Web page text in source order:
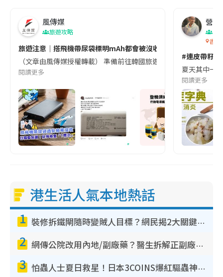
風傳媒
旅遊攻略
旅遊注意｜搭飛機帶尿袋標明mAh都會被沒收😱出發前切記檢查
（文章由風傳媒授權轉載） 準備前往韓國旅遊的民眾，近期要
閱讀更多
營養
香港
#連皮帶籽
夏天其中一
閱讀更多
港生活人氣本地熱話
1 裝修拆鐵閘隨時變賊人目標？網民揭2大關鍵用途：裝新式等於白裝？附新舊鐵閘分別
2 網傳公院改用內地/副廠藥？醫生拆解正副廠分別 揭4類人換藥隨時出事
3 怕蟲人士夏日救星！日本3COINS爆紅驅蟲神器$45起 1招「全程免觸碰」輕鬆搞定小強